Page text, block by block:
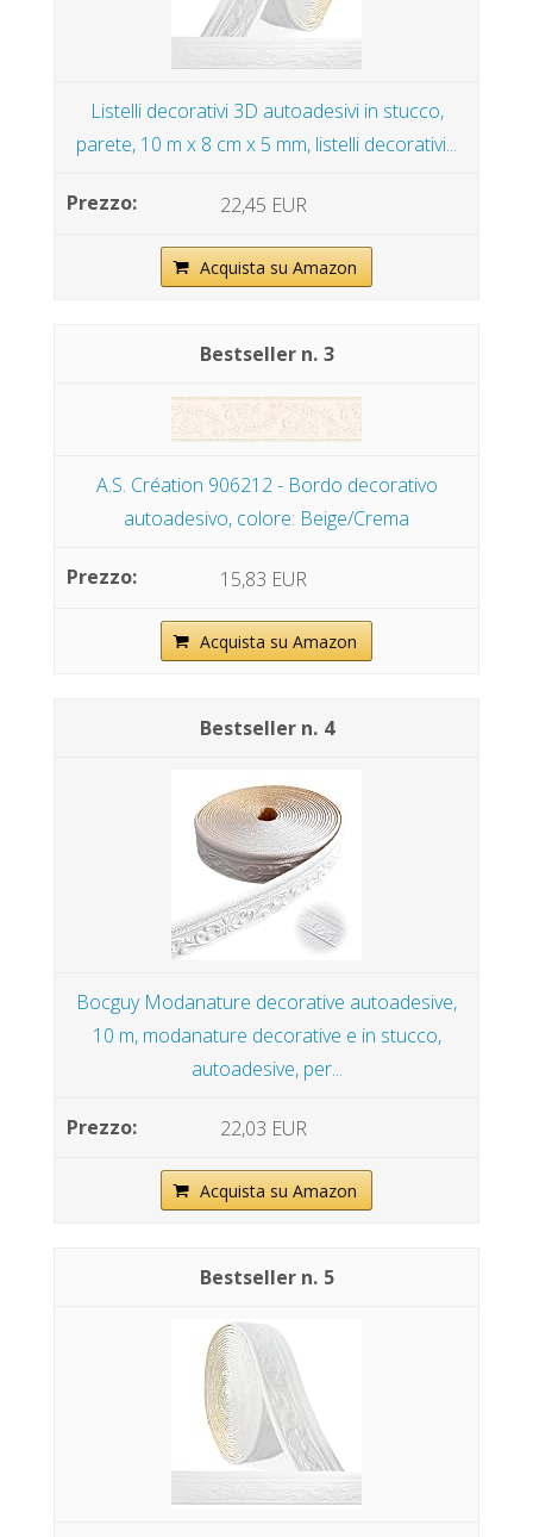
Listelli decorativi 3D autoadesivi in stucco,
parete, 10 m x 8 cm x 5 mm, listelli decorativi...
22,45 EUR
Acquista su Amazon
3
A.S. Création 906212 - Bordo decorativo
autoadesivo, colore: Beige/Crema
15,83 EUR
Acquista su Amazon
4
Bocguy Modanature decorative autoadesive,
10 m, modanature decorative e in stucco,
autoadesive, per...
22,03 EUR
Acquista su Amazon
5